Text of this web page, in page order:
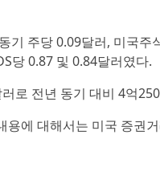
기 주당 0.09달러, 미국
당 0.87 및 0.84달러였다.
로 전년 동기 대비 4억
에 대해서는 미국 증권